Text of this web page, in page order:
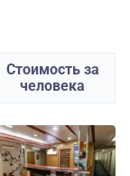
Стоимость за
человека